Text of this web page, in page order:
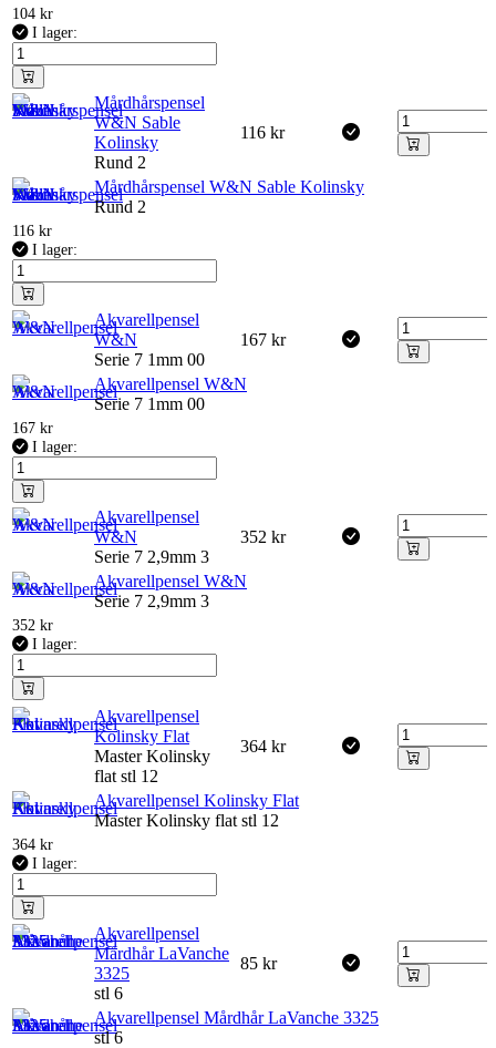
104 kr
I lager:
Mårdhårspensel
W&N Sable
Kolinsky
Rund 2
116 kr
Mårdhårspensel W&N Sable Kolinsky
Rund 2
116 kr
I lager:
Akvarellpensel
W&N
Serie 7 1mm 00
167 kr
Akvarellpensel W&N
Serie 7 1mm 00
167 kr
I lager:
Akvarellpensel
W&N
Serie 7 2,9mm 3
352 kr
Akvarellpensel W&N
Serie 7 2,9mm 3
352 kr
I lager:
Akvarellpensel
Kolinsky Flat
Master Kolinsky
flat stl 12
364 kr
Akvarellpensel Kolinsky Flat
Master Kolinsky flat stl 12
364 kr
I lager:
Akvarellpensel
Mårdhår LaVanche
3325
stl 6
85 kr
Akvarellpensel Mårdhår LaVanche 3325
stl 6